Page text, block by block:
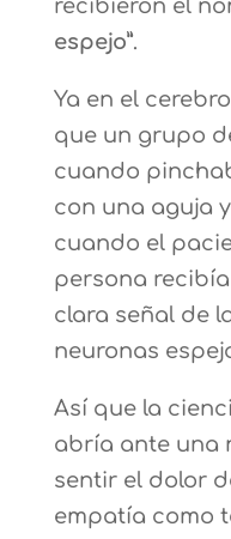
recibieron el
espejo”.
Ya en el
que un grupo
cuando
con una aguja
cuando el
persona
clara señal de
neuronas
Así que la
abría ante una
sentir el dolor
empatía como